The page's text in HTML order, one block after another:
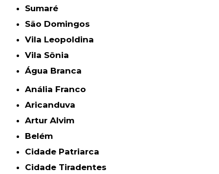
Sumaré
São Domingos
Vila Leopoldina
Vila Sônia
Água Branca
Anália Franco
Aricanduva
Artur Alvim
Belém
Cidade Patriarca
Cidade Tiradentes